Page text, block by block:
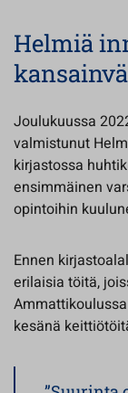
Helmiä
Joulukuussa
valmistunut
kirjastossa
ensimmäinen
opintoihin
Ennen
erilaisia töitä,
kesänä